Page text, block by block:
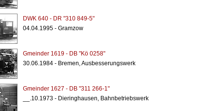
DWK 640 - DR "310 849-5"
04.04.1995 - Gramzow
Gmeinder 1619 - DB "Kö 0258"
30.06.1984 - Bremen, Ausbesserungswerk
Gmeinder 1627 - DB "311 266-1"
__.10.1973 - Dieringhausen, Bahnbetriebswerk